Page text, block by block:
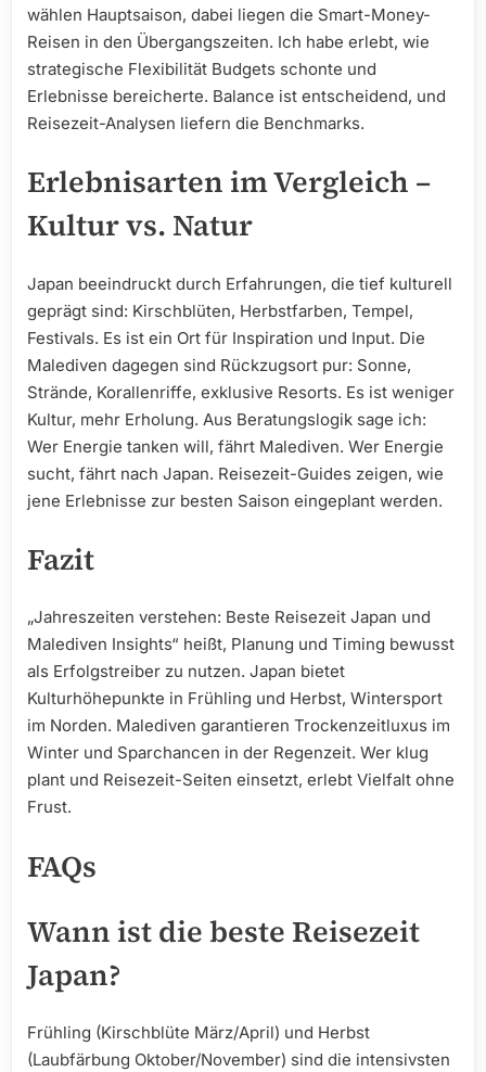
wählen Hauptsaison, dabei liegen die Smart-Money-
Reisen in den Übergangszeiten. Ich habe erlebt, wie
strategische Flexibilität Budgets schonte und
Erlebnisse bereicherte. Balance ist entscheidend, und
Reisezeit-Analysen liefern die Benchmarks.
Erlebnisarten im Vergleich –
Kultur vs. Natur
Japan beeindruckt durch Erfahrungen, die tief kulturell
geprägt sind: Kirschblüten, Herbstfarben, Tempel,
Festivals. Es ist ein Ort für Inspiration und Input. Die
Malediven dagegen sind Rückzugsort pur: Sonne,
Strände, Korallenriffe, exklusive Resorts. Es ist weniger
Kultur, mehr Erholung. Aus Beratungslogik sage ich:
Wer Energie tanken will, fährt Malediven. Wer Energie
sucht, fährt nach Japan. Reisezeit-Guides zeigen, wie
jene Erlebnisse zur besten Saison eingeplant werden.
Fazit
„Jahreszeiten verstehen: Beste Reisezeit Japan und
Malediven Insights“ heißt, Planung und Timing bewusst
als Erfolgstreiber zu nutzen. Japan bietet
Kulturhöhepunkte in Frühling und Herbst, Wintersport
im Norden. Malediven garantieren Trockenzeitluxus im
Winter und Sparchancen in der Regenzeit. Wer klug
plant und Reisezeit-Seiten einsetzt, erlebt Vielfalt ohne
Frust.
FAQs
Wann ist die beste Reisezeit
Japan?
Frühling (Kirschblüte März/April) und Herbst
(Laubfärbung Oktober/November) sind die intensivsten